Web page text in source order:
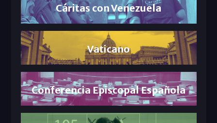
Cáritas con Venezuela
Vaticano
Conferencia Episcopal Española